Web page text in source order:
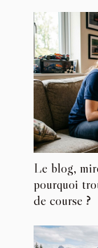
Le blog,
pourquoi
de course ?